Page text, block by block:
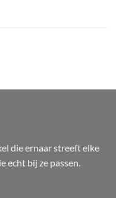
die ernaar streeft elke
echt bij ze passen.